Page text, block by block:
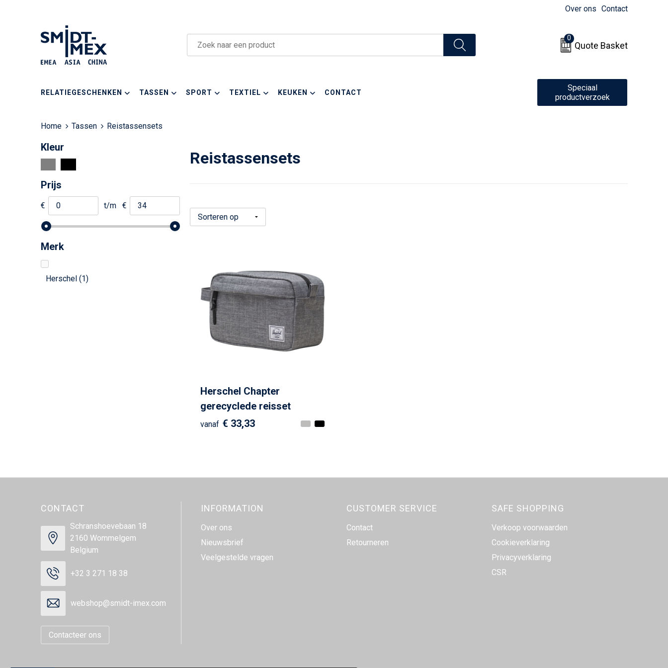
Over ons Contact
0
Quote Basket
RELATIEGESCHENKEN TASSEN SPORT TEXTIEL KEUKEN CONTACT
Speciaal
productverzoek
Home Tassen Reistassensets
Kleur
Prijs
€ t/m €
Merk
Herschel (1)
Reistassensets
Herschel Chapter
gerecyclede reisset
vanaf € 33,33
CONTACT
Schranshoevebaan 18
2160 Wommelgem
Belgium
+32 3 271 18 38
webshop@smidt-imex.com
Contacteer ons
INFORMATION
Over ons
Nieuwsbrief
Veelgestelde vragen
CUSTOMER SERVICE
Contact
Retourneren
SAFE SHOPPING
Verkoop voorwaarden
Cookieverklaring
Privacyverklaring
CSR